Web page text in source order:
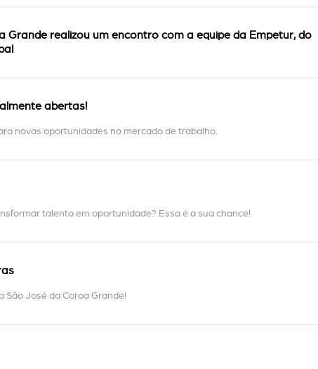
realizou um encontro com a equipe da Empetur, do
abertas!
novas oportunidades no mercado de trabalho.
talento em oportunidade? Essa é a sua chance!
São José da Coroa Grande!